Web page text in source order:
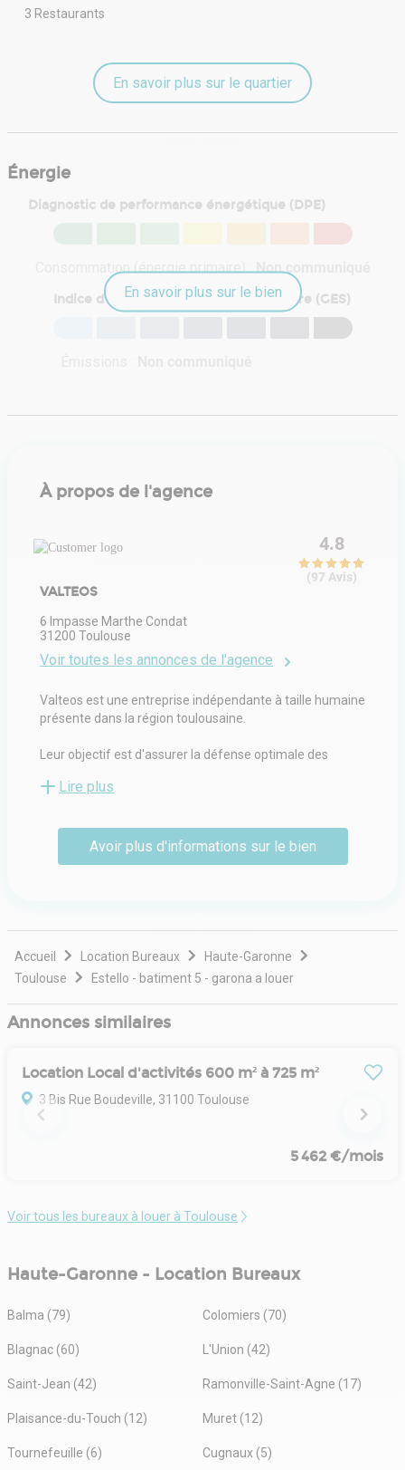
3 Restaurants
En savoir plus sur le quartier
Énergie
Diagnostic de performance énergétique (DPE)
Consommation (énergie primaire) :Non communiqué
Indice d'émission de gaz à effet de serre (GES)
En savoir plus sur le bien
À propos de l'agence
VALTEOS
4.8
(97 Avis)
6 Impasse Marthe Condat
31200 Toulouse
Voir toutes les annonces de l'agence
Valteos est une entreprise indépendante à taille humaine
présente dans la région toulousaine.
Leur objectif est d'assurer la défense optimale des
professionnalisme.
Ils ont à cœur de parfaire leur connaissance du secteur
en nouant des liens étroits avec les acteurs du marché.
Ils ont la réactivité d'une structure flexible et sont
Lire plus
Avoir plus d'informations sur le bien
Accueil Location Bureaux
Haute-Garonne
Toulouse
Estello - batiment 5 - garona a louer
Annonces similaires
Location Local d'activités 600 m² à 725 m²
3 Bis Rue Boudeville, 31100 Toulouse
5 462 €/mois
Voir tous les bureaux à louer à Toulouse
Haute-Garonne - Location Bureaux
Balma (79) Colomiers (70)
Blagnac (60) L'Union (42)
Saint-Jean (42) Ramonville-Saint-Agne (17)
Plaisance-du-Touch (12) Muret (12)
Tournefeuille (6) Cugnaux (5)